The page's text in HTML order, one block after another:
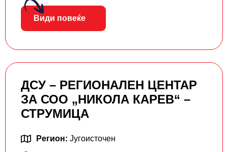
Види повеќе
ДСУ – РЕГИОНАЛЕН ЦЕНТАР
ЗА СОО „НИКОЛА КАРЕВ“ –
СТРУМИЦА
Регион: Југоисточен